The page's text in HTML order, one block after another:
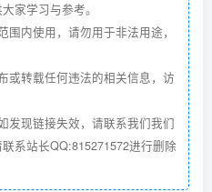
家学习与参考。
内使用，请勿用于非法用途，
或转载任何违法的相关信息，访
发现链接失效，请联系我们我们
系站长QQ:815271572进行删除